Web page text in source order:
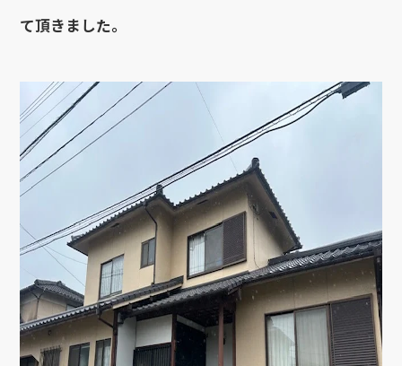
て頂きました。